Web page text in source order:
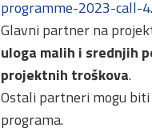
programme-2023-call-4.
Glavni partner na
uloga malih i srednjih
projektnih troškova.
Ostali partneri mogu
programa.